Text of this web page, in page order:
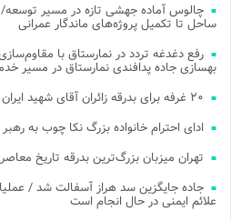
ساحل تا تکمیل پروژه‌های ماندگار عمرانی
رفع دغدغه تردد در نمارستاق با
بهسازی جاده پدافندی نمارستاق در مسیر
۲۰ غرفه برای بدرقه زائران آقای شهید ایران در مسیر طریق الرضا برپا شد
ادای احترام خانواده بزرگ نکا چوب به
تهران میزبان بزرگ‌ترین بدرقه تاریخ معاصر
جاده جایگزین سد هراز آسفالت شد /
علائم ایمنی در حال انجام است